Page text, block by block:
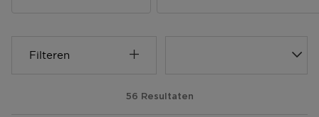
Filteren
56 Resultaten